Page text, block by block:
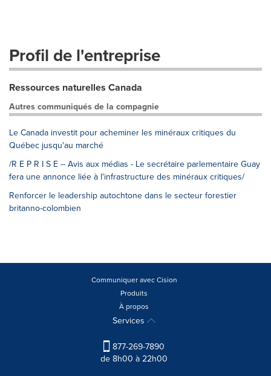
Profil de l'entreprise
Ressources naturelles Canada
Autres communiqués de la compagnie
Le Canada investit pour acheminer les minéraux critiques du
Québec jusqu'au marché
/R E P R I S E -- Avis aux médias - Le secrétaire parlementaire Guay
fera une annonce liée à l'infrastructure des minéraux critiques/
Renforcer le leadership autochtone dans le secteur forestier
britanno-colombien
Communiquer avec Cision
Produits
À propos
Services
877-269-7890
de 8h00 à 22h00